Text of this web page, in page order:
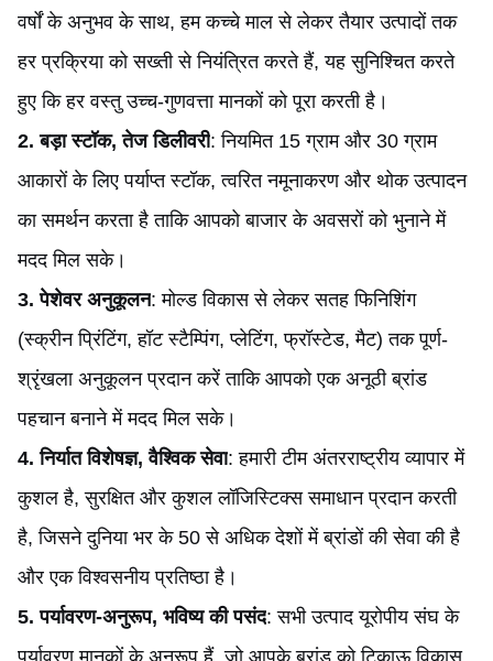
वर्षों के अनुभव के साथ, हम कच्चे माल से लेकर तैयार उत्पादों तक
हर प्रक्रिया को सख्ती से नियंत्रित करते हैं, यह सुनिश्चित करते
हुए कि हर वस्तु उच्च-गुणवत्ता मानकों को पूरा करती है।
2. बड़ा स्टॉक, तेज डिलीवरी: नियमित 15 ग्राम और 30 ग्राम
आकारों के लिए पर्याप्त स्टॉक, त्वरित नमूनाकरण और थोक उत्पादन
का समर्थन करता है ताकि आपको बाजार के अवसरों को भुनाने में
मदद मिल सके।
3. पेशेवर अनुकूलन: मोल्ड विकास से लेकर सतह फिनिशिंग
(स्क्रीन प्रिंटिंग, हॉट स्टैम्पिंग, प्लेटिंग, फ्रॉस्टेड, मैट) तक पूर्ण-
श्रृंखला अनुकूलन प्रदान करें ताकि आपको एक अनूठी ब्रांड
पहचान बनाने में मदद मिल सके।
4. निर्यात विशेषज्ञ, वैश्विक सेवा: हमारी टीम अंतरराष्ट्रीय व्यापार में
कुशल है, सुरक्षित और कुशल लॉजिस्टिक्स समाधान प्रदान करती
है, जिसने दुनिया भर के 50 से अधिक देशों में ब्रांडों की सेवा की है
और एक विश्वसनीय प्रतिष्ठा है।
5. पर्यावरण-अनुरूप, भविष्य की पसंद: सभी उत्पाद यूरोपीय संघ के
पर्यावरण मानकों के अनुरूप हैं, जो आपके ब्रांड को टिकाऊ विकास